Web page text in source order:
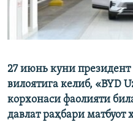
27 июнь куни
вилоятига келиб, «BYD
корхонаси фаолияти
давлат раҳбари матбуот